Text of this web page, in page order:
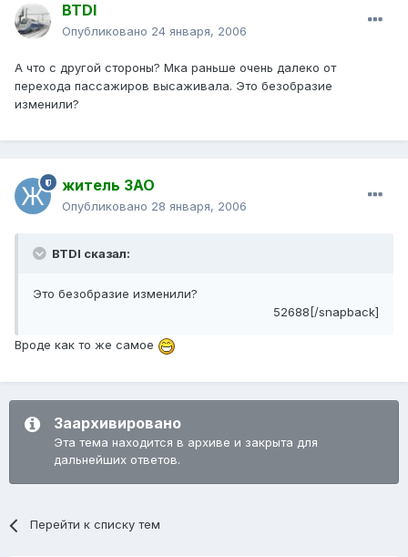
BTDI
Опубликовано 24 января, 2006
А что с другой стороны? Мка раньше очень далеко от
перехода пассажиров высаживала. Это безобразие
изменили?
житель ЗАО
Опубликовано 28 января, 2006
BTDI сказал:
Это безобразие изменили?
52688[/snapback]
Вроде как то же самое
Заархивировано
Эта тема находится в архиве и закрыта для
дальнейших ответов.
Перейти к списку тем